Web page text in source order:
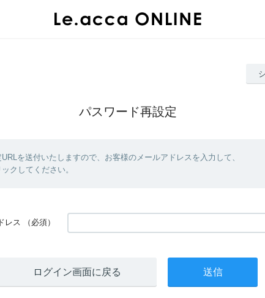
パスワード再設定
を送付いたしますので、お客様のメールアドレスを入力して、
クしてください。
レス （必須）
ログイン画面に戻る